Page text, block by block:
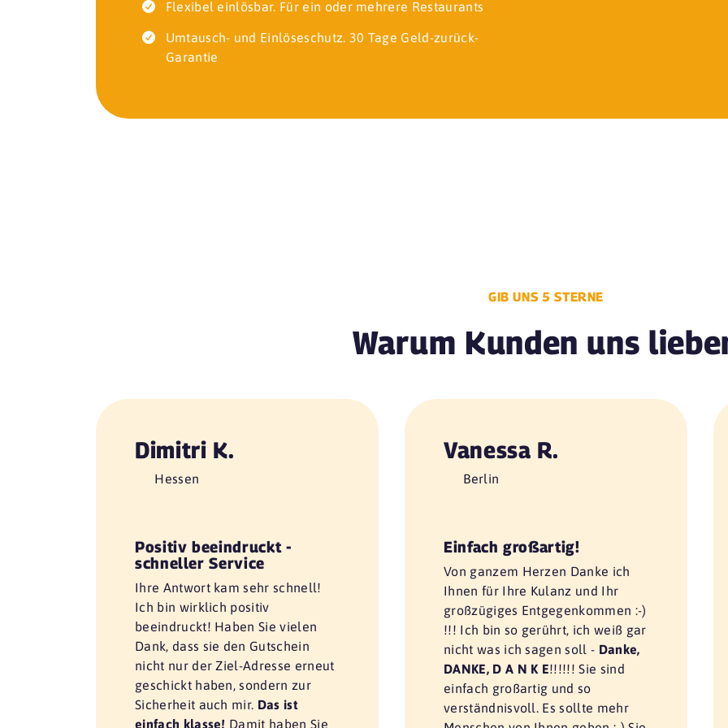
Flexibel einlösbar. Für ein oder mehrere Restaurants
Umtausch- und Einlöseschutz. 30 Tage Geld-zurück-
Garantie
GIB UNS 5 STERNE
Warum Kunden uns
Dimitri K.
Hessen
Positiv beeindruckt -
schneller Service
Ihre Antwort kam sehr schnell!
Ich bin wirklich positiv
beeindruckt! Haben Sie vielen
Dank, dass sie den Gutschein
nicht nur der Ziel-Adresse erneut
geschickt haben, sondern zur
Sicherheit auch mir. Das ist
einfach klasse! Damit haben Sie
Vanessa R.
Berlin
Einfach großartig!
Von ganzem Herzen Danke ich
Ihnen für Ihre Kulanz und Ihr
großzügiges Entgegenkommen :-)
!!! Ich bin so gerührt, ich weiß gar
nicht was ich sagen soll - Danke,
DANKE, D A N K E!!!!!! Sie sind
einfach großartig und so
verständnisvoll. Es sollte mehr